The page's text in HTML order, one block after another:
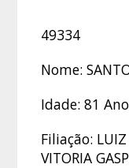
49334
Nome:
Idade: 81
Filiação: LUIZ
VITORIA